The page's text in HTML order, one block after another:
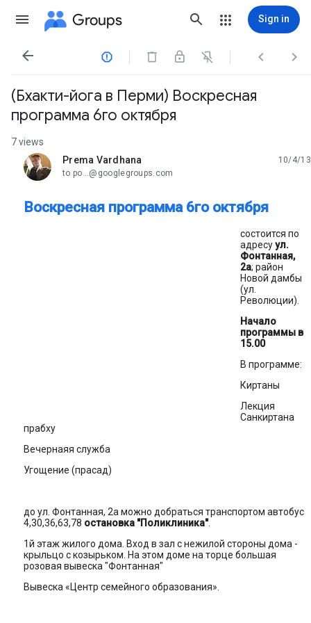
Groups Sign in
   
(Бхакти-йога в Перми) Воскресная
программа 6го октября
7 views
Prema Vardhana
unread,
10/4/13
to po...@googlegroups.com
Воскресная программа 6го октября
состоится по
адресуул.
Фонтанная,
2a; район
Новой дамбы
(ул.
Революции).
Начало
программы в
15.00
В программе:
Киртаны
Лекция
Санкиртана
прабху
Вечернаяя служба
Угощение (прасад)
до ул. Фонтанная, 2а можно добраться транспортом автобус
4,30,36,63,78 остановка "Поликлиника".
1й этаж жилого дома. Вход в зал с нежилой стороны дома -
крыльцо с козырьком. На этом доме на торце большая
розовая вывеска "Фонтанная"
Вывеска «Центр семейного образования».